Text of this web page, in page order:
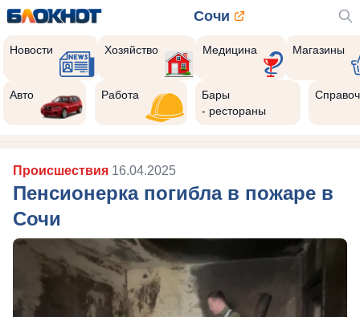
Сочи
Новости Хозяйство Медицина Магазины
Авто Работа
Бары
- рестораны
Происшествия 16.04.2025
Пенсионерка погибла в пожаре в
Сочи
Реклама закроется через: